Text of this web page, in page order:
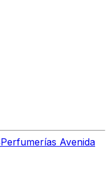
Perfumerías Avenida